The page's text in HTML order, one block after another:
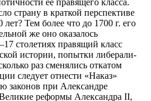
ее правящего класса.
страну в краткой перспективе
лет? Тем более что до 1700 г. его
же оно оказалось
столетиях правящий класс
истории, попытки либерали­
раз сменялись откатом
следует отнести «Наказ»
законов при Александре
реформы Александра II,